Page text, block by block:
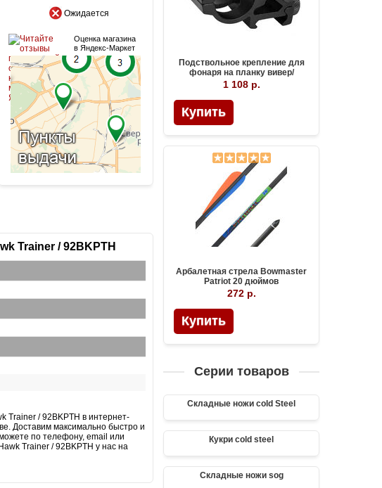
Подствольное крепление для
фонаря на планку вивер/
пикатини
1 108 р.
Купить
Арбалетная стрела Bowmaster
Patriot 20 дюймов
272 р.
Купить
Серии товаров
Складные ножи cold Steel
Кукри cold steel
Складные ножи sog
Ожидается
Оценка магазина
в Яндекс-Маркет
Trainer / 92BKPTH
Trainer / 92BKPTH в интернет-
Доставим максимально быстро и
по телефону, email или
Trainer / 92BKPTH у нас на